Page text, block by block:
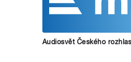
Audiosvět Českého